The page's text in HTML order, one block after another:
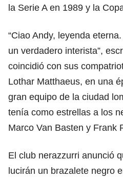
la Serie A en 1989 y la
“Ciao Andy, leyenda
un verdadero interista”,
coincidió con sus
Lothar Matthaeus, en una
gran equipo de la ciudad
tenía como estrellas a los
Marco Van Basten y Frank
El club nerazzurri anunció
lucirán un brazalete negro